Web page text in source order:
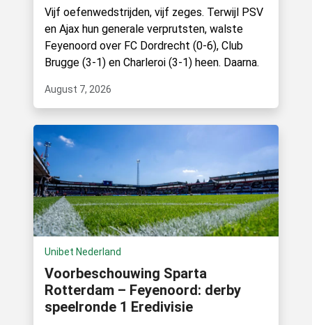
Vijf oefenwedstrijden, vijf zeges. Terwijl PSV
en Ajax hun generale verprutsten, walste
Feyenoord over FC Dordrecht (0-6), Club
Brugge (3-1) en Charleroi (3-1) heen. Daarna.
August 7, 2026
Unibet Nederland
Voorbeschouwing Sparta
Rotterdam – Feyenoord: derby
speelronde 1 Eredivisie